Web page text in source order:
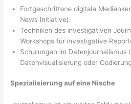
Fortgeschrittene digitale
News Initiative).
Techniken des investigativen
Workshops für investigative
Schulungen im Datenjournalismus
Datenvisualisierung oder
Spezialisierung auf eine Nische